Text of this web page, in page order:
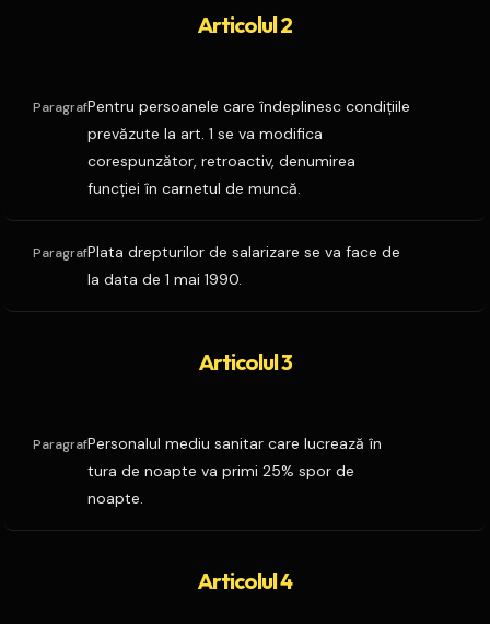
Articolul 2
ParagrafPentru persoanele care îndeplinesc condiţiile
prevăzute la art. 1 se va modifica
corespunzător, retroactiv, denumirea
funcţiei în carnetul de muncă.
ParagrafPlata drepturilor de salarizare se va face de
la data de 1 mai 1990.
Articolul 3
ParagrafPersonalul mediu sanitar care lucrează în
tura de noapte va primi 25% spor de
noapte.
Articolul 4